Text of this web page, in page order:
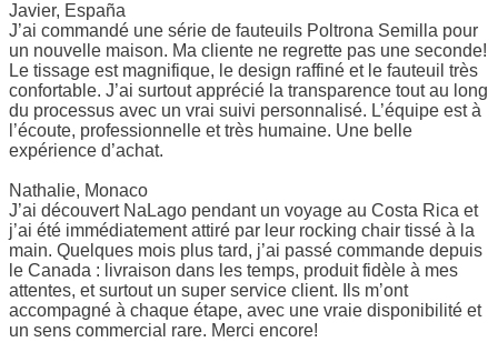
Javier, España
J’ai commandé une série de fauteuils Poltrona Semilla pour
un nouvelle maison. Ma cliente ne regrette pas une seconde!
Le tissage est magnifique, le design raffiné et le fauteuil très
confortable. J’ai surtout apprécié la transparence tout au long
du processus avec un vrai suivi personnalisé. L’équipe est à
l’écoute, professionnelle et très humaine. Une belle
expérience d’achat.
Nathalie, Monaco
J’ai découvert NaLago pendant un voyage au Costa Rica et
j’ai été immédiatement attiré par leur rocking chair tissé à la
main. Quelques mois plus tard, j’ai passé commande depuis
le Canada : livraison dans les temps, produit fidèle à mes
attentes, et surtout un super service client. Ils m’ont
accompagné à chaque étape, avec une vraie disponibilité et
un sens commercial rare. Merci encore!